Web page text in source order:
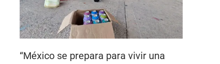
“México se prepara para vivir una